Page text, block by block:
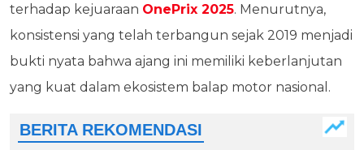
terhadap kejuaraan OnePrix 2025. Menurutnya,
konsistensi yang telah terbangun sejak 2019 menjadi
bukti nyata bahwa ajang ini memiliki keberlanjutan
yang kuat dalam ekosistem balap motor nasional.